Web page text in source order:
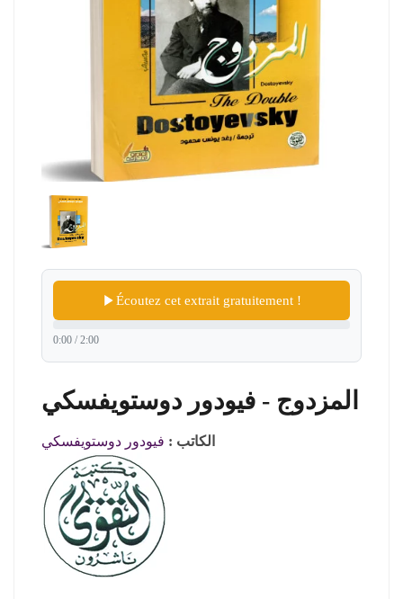
Écoutez cet extrait gratuitement !
0:00 / 2:00
المزدوج - فيودور دوستويفسكي
الكاتب : فيودور دوستويفسكي